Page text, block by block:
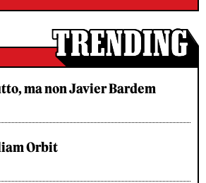
ma non Javier Bardem
Orbit